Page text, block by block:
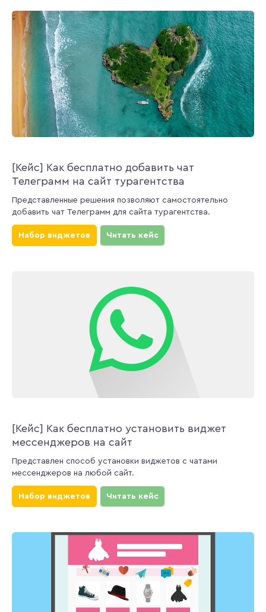
[Кейс] Как бесплатно добавить чат
Телеграмм на сайт турагентства
Представленные решения позволяют самостоятельно
добавить чат Телеграмм для сайта турагентства.
Набор виджетов Читать кейс
[Кейс] Как бесплатно установить виджет
мессенджеров на сайт
Представлен способ установки виджетов с чатами
мессенджеров на любой сайт.
Набор виджетов Читать кейс